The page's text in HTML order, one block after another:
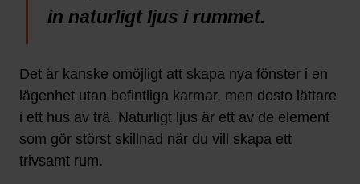
in naturligt ljus i rummet.
Det är kanske omöjligt att skapa nya fönster i en
lägenhet utan befintliga karmar, men desto lättare
i ett hus av trä. Naturligt ljus är ett av de element
som gör störst skillnad när du vill skapa ett
trivsamt rum.